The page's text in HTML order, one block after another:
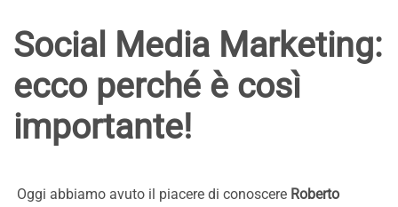
Social Media Marketing:
ecco perché è così
importante!
Oggi abbiamo avuto il piacere di conoscere Roberto